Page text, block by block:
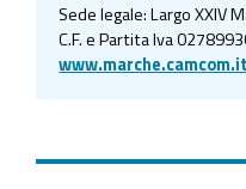
Sede legale:Largo XXIV
C.F. e Partita Iva
www.marche.camcom.it